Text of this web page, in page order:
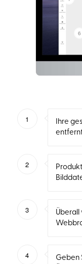
6
1
Ihre
2
3
Überall
4
Geben